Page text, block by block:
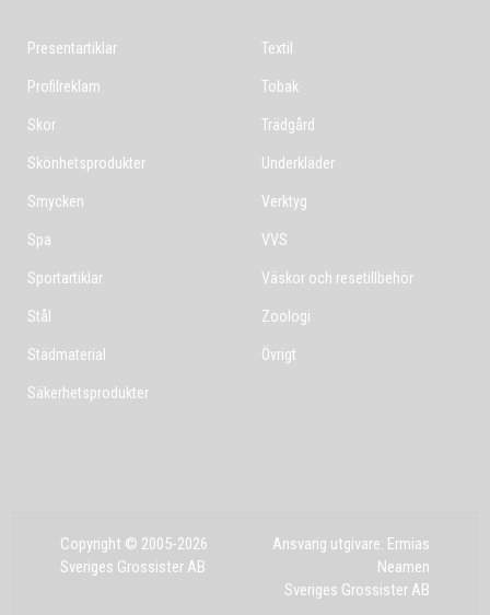
Presentartiklar
Profilreklam
Skor
Skönhetsprodukter
Smycken
Spa
Sportartiklar
Stål
Städmaterial
Säkerhetsprodukter
Textil
Tobak
Trädgård
Underkläder
Verktyg
VVS
Väskor och resetillbehör
Zoologi
Övrigt
Copyright © 2005-2026
Sveriges Grossister AB
Ansvarig utgivare: Ermias
Neamen
Sveriges Grossister AB